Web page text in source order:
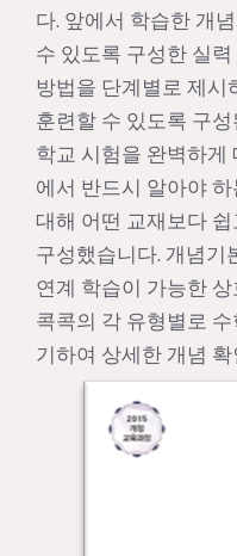
다. 앞에서 학습한 개
수 있도록 구성한 실
방법을 단계별로 제시
훈련할 수 있도록 구
학교 시험을 완벽하게
에서 반드시 알아야
대해 어떤 교재보다
구성했습니다. 개념기
연계 학습이 가능한
콕콕의 각 유형별로
기하여 상세한 개념